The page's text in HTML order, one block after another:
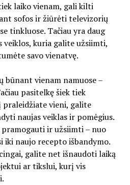
laiko vienam, gali kilti
sofos ir žiūrėti televizorių
tinkluose. Tačiau yra daug
veiklos, kuria galite užsiimti,
savo vienatvę.
būnant vienam namuose –
pasitelkę šiek tiek
vieni, galite
naujas veiklas ir pomėgius.
pramogauti ir užsiimti – nuo
iki naujo recepto išbandymo.
galite net išnaudoti laiką
ar tikslui, kurį vis